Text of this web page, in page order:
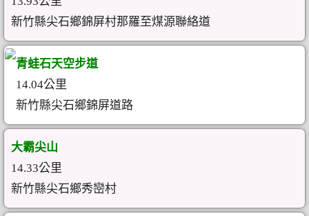
新竹縣尖石鄉錦屏村那羅至煤源聯絡道
青蛙石天空步道
14.04公里
新竹縣尖石鄉錦屏道路
大霸尖山
14.33公里
新竹縣尖石鄉秀巒村